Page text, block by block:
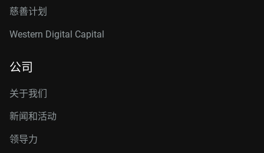
慈善计划
Western Digital Capital
公司
关于我们
新闻和活动
领导力